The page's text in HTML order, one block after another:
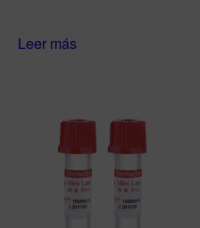
Leer más